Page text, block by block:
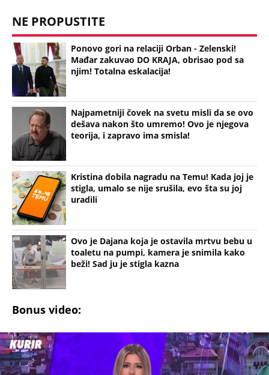
NE PROPUSTITE
Ponovo gori na relaciji Orban - Zelenski!
Mađar zakuvao DO KRAJA, obrisao pod sa
njim! Totalna eskalacija!
Najpametniji čovek na svetu misli da se ovo
dešava nakon što umremo! Ovo je njegova
teorija, i zapravo ima smisla!
Kristina dobila nagradu na Temu! Kada joj je
stigla, umalo se nije srušila, evo šta su joj
uradili
Ovo je Dajana koja je ostavila mrtvu bebu u
toaletu na pumpi, kamera je snimila kako
beži! Sad ju je stigla kazna
Bonus video: